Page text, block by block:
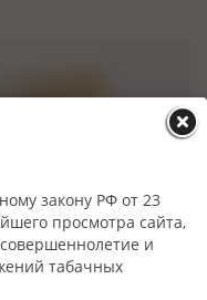
закону РФ от 23
просмотра сайта,
и
табачных